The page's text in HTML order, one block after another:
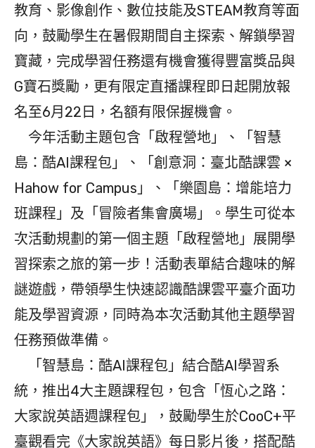
教育、影像創作、數位技能及STEAM教育等面
向，鼓勵學生在暑假期間自主探索、解鎖學習
寶藏，完成學習任務還有機會獲得豐富獎品與
G寶石獎勵，更有限定直播課程即日起開放報
名至6月22日，名額有限保握機會。
今年活動主題包含「啟程營地」、「智慧
島：酷AI課程包」、「創意洞：臺北酷課雲 ×
Hahow for Campus」、「樂園島：增能培力
班課程」及「冒險者集會廣場」。學生可從本
次活動規劃的第一個主題「啟程營地」展開學
習探索之旅的第一步！活動表單結合趣味的解
謎遊戲，帶領學生快速認識酷課雲平臺介面功
能及學習資源，同時為本次活動其他主題學習
任務預做準備。
「智慧島：酷AI課程包」結合酷AI學習系
統，推出4大主題課程包，包含「恆心之路：
大家說英語週課程包」，鼓勵學生於CooC+平
臺觀看完《大家說英語》每日影片後，搭配酷